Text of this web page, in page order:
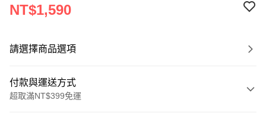
NT$1,590
請選擇商品選項
付款與運送方式
超取滿NT$399免運